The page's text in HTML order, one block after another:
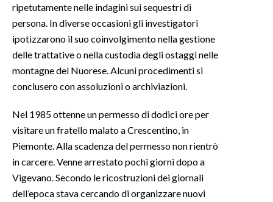
ripetutamente nelle indagini sui sequestri di
persona. In diverse occasioni gli investigatori
ipotizzarono il suo coinvolgimento nella gestione
delle trattative o nella custodia degli ostaggi nelle
montagne del Nuorese. Alcuni procedimenti si
conclusero con assoluzioni o archiviazioni.
Nel 1985 ottenne un permesso di dodici ore per
visitare un fratello malato a Crescentino, in
Piemonte. Alla scadenza del permesso non rientrò
in carcere. Venne arrestato pochi giorni dopo a
Vigevano. Secondo le ricostruzioni dei giornali
dell’epoca stava cercando di organizzare nuovi